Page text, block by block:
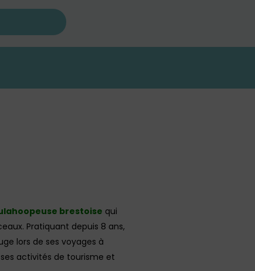
brestoise qui
Pratiquant depuis 8 ans,
lors de ses voyages à
activités de tourisme et